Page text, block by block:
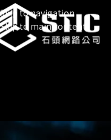
Skip to navigation
Skip to main content